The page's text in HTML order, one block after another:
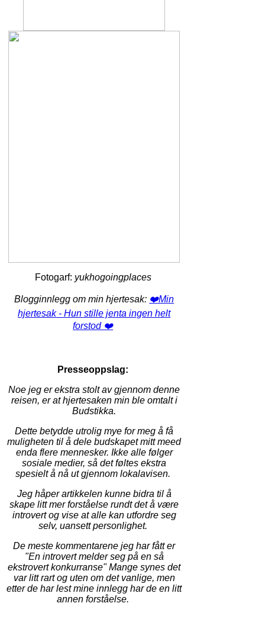
Fotogarf: yukhogoingplaces
Blogginnlegg om min hjertesak: ❤️‍Min
hjertesak - Hun stille jenta ingen helt
forstod ❤️‍
Presseoppslag:
Noe jeg er ekstra stolt av gjennom denne
reisen, er at hjertesaken min ble omtalt i
Budstikka.
Dette betydde utrolig mye for meg å få
muligheten til å dele budskapet mitt meed
enda flere mennesker. Ikke alle følger
sosiale medier, så det føltes ekstra
spesielt å nå ut gjennom lokalavisen.
Jeg håper artikkelen kunne bidra til å
skape litt mer forståelse rundt det å være
introvert og vise at alle kan utfordre seg
selv, uansett personlighet.
De meste kommentarene jeg har fått er
"En introvert melder seg på en så
ekstrovert konkurranse" Mange synes det
var litt rart og uten om det vanlige, men
etter de har lest mine innlegg har de en litt
annen forståelse.